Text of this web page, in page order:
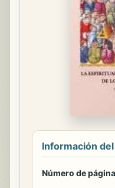
Información
Número de